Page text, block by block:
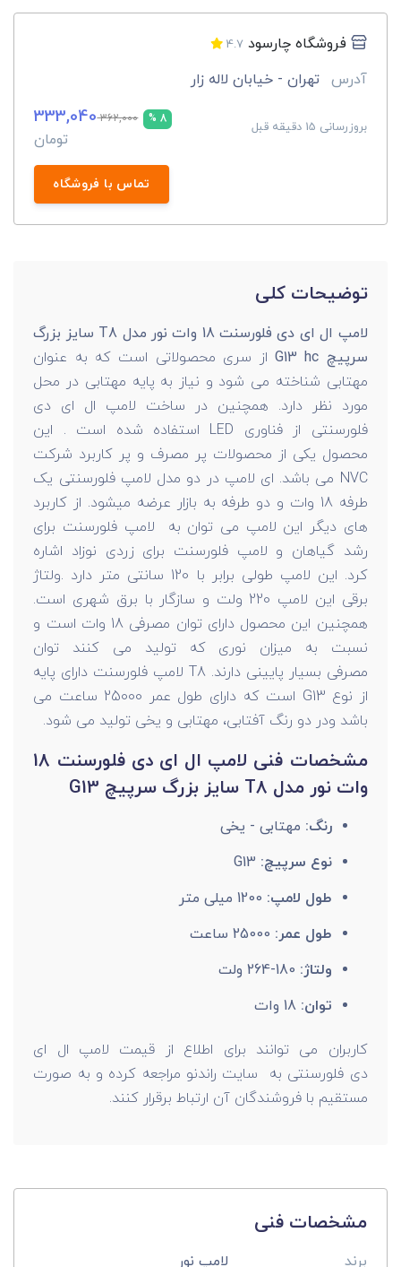
فروشگاه چارسود 4.7
آدرس تهران - خیابان لاله زار
بروزرسانی 15 دقیقه قبل
8 %
362,000
333,040
تومان
تماس با فروشگاه
توضیحات کلی
لامپ ال ای دی فلورسنت 18 وات نور مدل T8 سایز بزرگ
سرپیچ G13 hc
از سری محصولاتی است که به عنوان
مهتابی شناخته می شود و نیاز به پایه مهتابی در محل
مورد نظر دارد. همچنین در ساخت لامپ ال ای دی
فلورسنتی از فناوری LED استفاده شده است . این
محصول یکی از محصولات پر مصرف و پر کاربرد شرکت
NVC می باشد. ای لامپ در دو مدل لامپ فلورسنتی یک
طرفه 18 وات و دو طرفه به بازار عرضه میشود. از کاربرد
های دیگر این لامپ می توان به لامپ فلورسنت برای
رشد گیاهان و لامپ فلورسنت برای زردی نوزاد اشاره
کرد. این لامپ طولی برابر با 120 سانتی متر دارد .ولتاژ
برقی این لامپ 220 ولت و سازگار با برق شهری است.
همچنین این محصول دارای توان مصرفی 18 وات است و
نسبت به میزان نوری که تولید می کنند توان
مصرفی بسیار پایینی دارند. T8 لامپ فلورسنت دارای پایه
از نوع G13 است که دارای طول عمر 25000 ساعت می
باشد ودر دو رنگ آفتابی، مهتابی و یخی تولید می شود.
مشخصات فنی لامپ ال ای دی فلورسنت 18
وات نور مدل T8 سایز بزرگ سرپیچ G13
رنگ: مهتابی - یخی
نوع سرپیچ: G13
طول لامپ: 1200 میلی متر
طول عمر:
ولتاژ:
توان:18 وات
کاربران می توانند برای اطلاع از قیمت لامپ ال ای
دی فلورسنتی به سایت راندنو مراجعه کرده و به صورت
مستقیم با فروشندگان آن ارتباط برقرار کنند.
مشخصات فنی
برند لامپ نور